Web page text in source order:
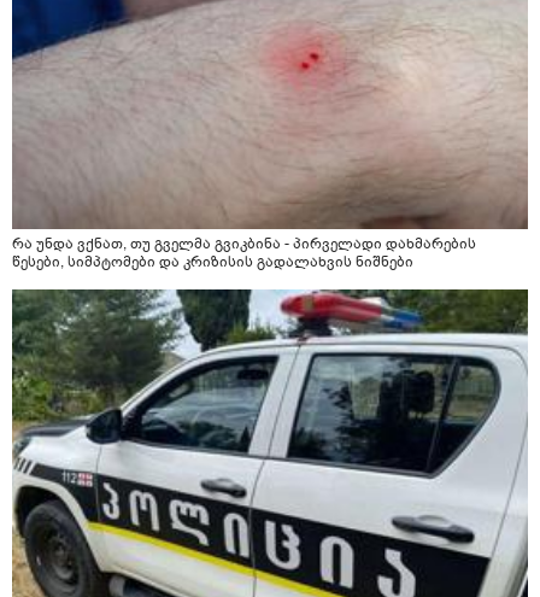
რა უნდა ვქნათ, თუ გველმა გვიკბინა - პირველადი დახმარების
წესები, სიმპტომები და კრიზისის გადალახვის ნიშნები